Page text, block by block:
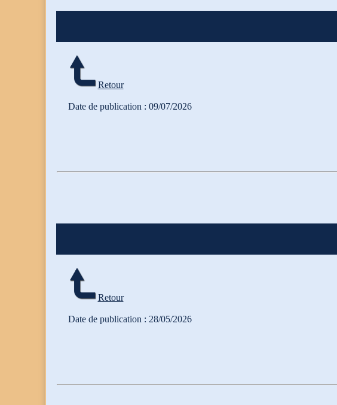
Retour
Date de publication : 09/07/2026
Retour
Date de publication : 28/05/2026